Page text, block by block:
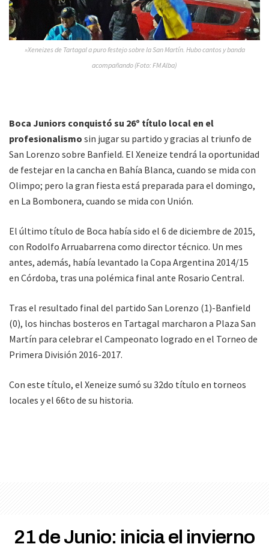
»Xeneizes de Tartagal a puro festejo sobre la San Martín. Hubo cantos y banda
acompañando (Foto: FM Alba)
Boca Juniors conquistó su 26º título local en el
profesionalismo sin jugar su partido y gracias al triunfo de
San Lorenzo sobre Banfield. El Xeneize tendrá la oportunidad
de festejar en la cancha en Bahía Blanca, cuando se mida con
Olimpo; pero la gran fiesta está preparada para el domingo,
en La Bombonera, cuando se mida con Unión.
El último título de Boca había sido el 6 de diciembre de 2015,
con Rodolfo Arruabarrena como director técnico. Un mes
antes, además, había levantado la Copa Argentina 2014/15
en Córdoba, tras una polémica final ante Rosario Central.
Tras el resultado final del partido San Lorenzo (1)-Banfield
(0), los hinchas bosteros en Tartagal marcharon a Plaza San
Martín para celebrar el Campeonato logrado en el Torneo de
Primera División 2016-2017.
Con este título, el Xeneize sumó su 32do título en torneos
locales y el 66to de su historia.
21 de Junio: inicia el invierno